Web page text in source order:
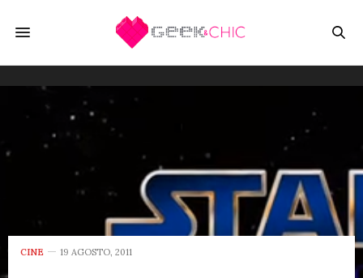
CINE 19 AGOSTO, 2011